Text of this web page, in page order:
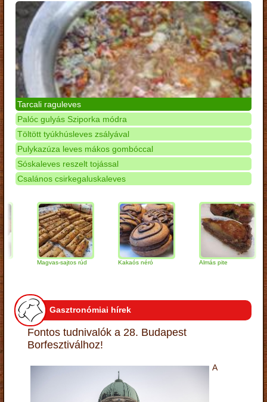
Tarcali raguleves
Palóc gulyás Sziporka módra
Töltött tyúkhúsleves zsályával
Pulykazúza leves mákos gombóccal
Sóskaleves reszelt tojással
Csalános csirkegaluskaleves
Magvas-sajtos rúd Kakaós néró Almás pite
Gasztronómiai hírek
Fontos tudnivalók a 28. Budapest
Borfesztiválhoz!
A